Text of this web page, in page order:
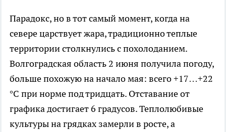
Парадокс, но в тот самый момент, когда на
севере царствует жара, традиционно теплые
территории столкнулись с похолоданием.
Волгоградская область 2 июня получила погоду,
больше похожую на начало мая: всего +17…+22
°C при норме под тридцать. Отставание от
графика достигает 6 градусов. Теплолюбивые
культуры на грядках замерли в росте, а